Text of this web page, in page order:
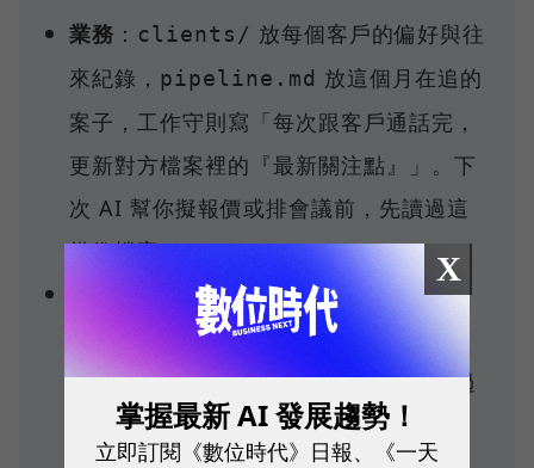
業務 ： clients/ 放每個客戶的偏好與往
來紀錄， pipeline.md 放這個月在追的
案子，工作守則寫「每次跟客戶通話完，
更新對方檔案裡的『最新關注點』」。下
次 AI 幫你擬報價或排會議前，先讀過這
幾份檔案。
： campaigns/放每檔活動的目標
與成效，tone.md放品牌口吻範例與禁
用詞，工作守則寫「下次寫文案前先讀過
tone.md，產出後把素材歸檔到對應
X
掌握最新 AI 發展趨勢！
立即訂閱《數位時代》日報、《一天